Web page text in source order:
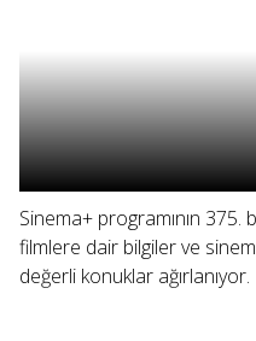
Sinema+ programının
filmlere dair bilgiler ve
değerli konuklar ağırlanıyor.